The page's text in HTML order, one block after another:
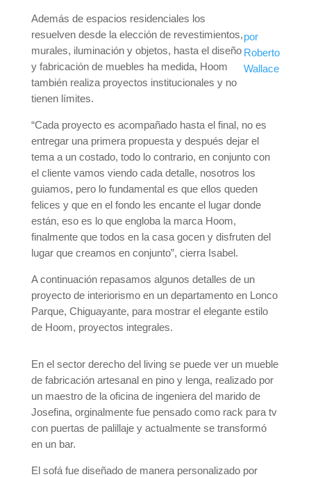
por
Roberto
Wallace
Además de espacios residenciales los
resuelven desde la elección de revestimientos,
murales, iluminación y objetos, hasta el diseño
y fabricación de muebles ha medida, Hoom
también realiza proyectos institucionales y no
tienen límites.
“Cada proyecto es acompañado hasta el final, no es
entregar una primera propuesta y después dejar el
tema a un costado, todo lo contrario, en conjunto con
el cliente vamos viendo cada detalle, nosotros los
guiamos, pero lo fundamental es que ellos queden
felices y que en el fondo les encante el lugar donde
están, eso es lo que engloba la marca Hoom,
finalmente que todos en la casa gocen y disfruten del
lugar que creamos en conjunto”, cierra Isabel.
A continuación repasamos algunos detalles de un
proyecto de interiorismo en un departamento en Lonco
Parque, Chiguayante, para mostrar el elegante estilo
de Hoom, proyectos integrales.
En el sector derecho del living se puede ver un mueble
de fabricación artesanal en pino y lenga, realizado por
un maestro de la oficina de ingeniera del marido de
Josefina, orginalmente fue pensado como rack para tv
con puertas de palillaje y actualmente se transformó
en un bar.
El sofá fue diseñado de manera personalizado por